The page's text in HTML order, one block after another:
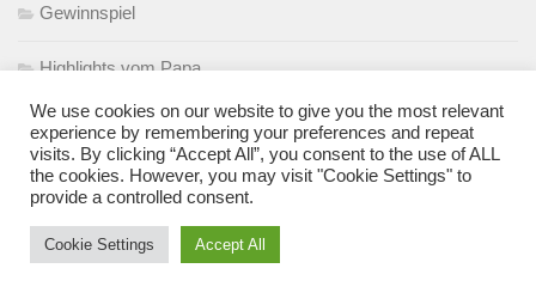
Gewinnspiel
Highlights vom Papa
Homeoffice
Interview
Journalismus
We use cookies on our website to give you the most relevant
experience by remembering your preferences and repeat
visits. By clicking “Accept All”, you consent to the use of ALL
the cookies. However, you may visit "Cookie Settings" to
provide a controlled consent.
Cookie Settings Accept All